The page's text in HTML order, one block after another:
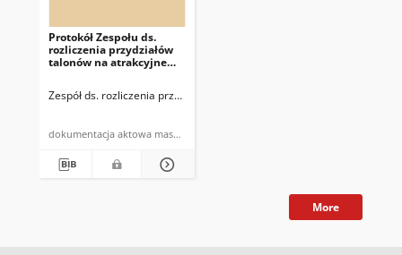
Protokół Zespołu ds.
rozliczenia przydziałów
talonów na atrakcyjne
Zespół ds. rozliczenia przydziałów talonów na atrakcyjne towary
dokumentacja aktowa maszynopis powielony
More